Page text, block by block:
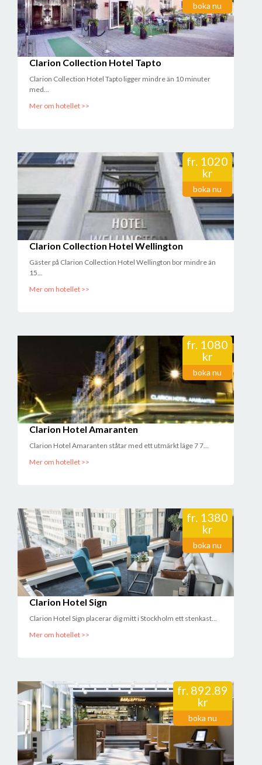
boka nu
Clarion Collection Hotel Tapto
Clarion Collection Hotel Tapto ligger mindre än 10 minuter
med...
Mer om hotellet >>
fr. 1020
kr
boka nu
Clarion Collection Hotel Wellington
Gäster på Clarion Collection Hotel Wellington bor mindre än
15...
Mer om hotellet >>
fr. 1080
kr
boka nu
Clarion Hotel Amaranten
Clarion Hotel Amaranten ståtar med ett utmärkt läge 7 7...
Mer om hotellet >>
fr. 1380
kr
boka nu
Clarion Hotel Sign
Clarion Hotel Sign placerar dig mitt i Stockholm ett stenkast...
Mer om hotellet >>
fr. 892.89
kr
boka nu